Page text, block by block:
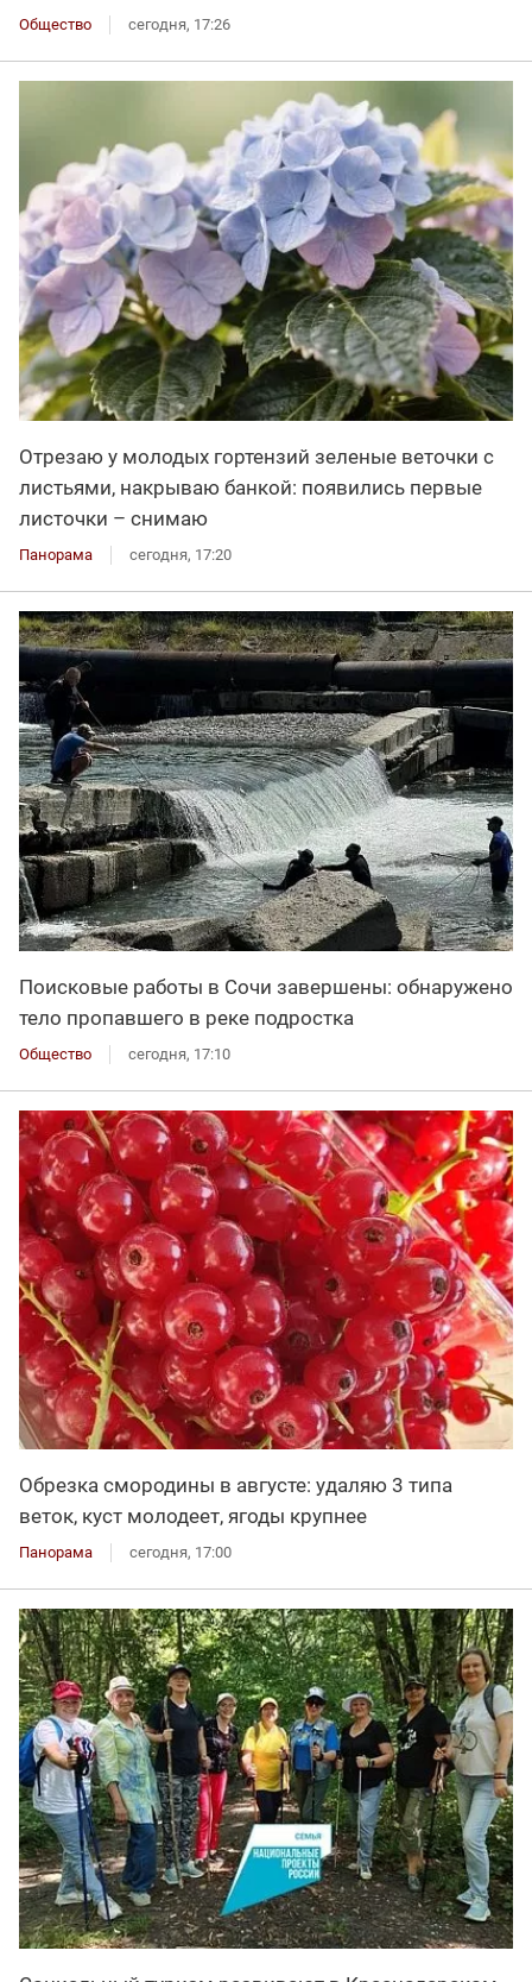
Общество сегодня, 17:26
Отрезаю у молодых гортензий зеленые веточки с
листьями, накрываю банкой: появились первые
листочки – снимаю
Панорама сегодня, 17:20
Поисковые работы в Сочи завершены: обнаружено
тело пропавшего в реке подростка
Общество сегодня, 17:10
Обрезка смородины в августе: удаляю 3 типа
веток, куст молодеет, ягоды крупнее
Панорама сегодня, 17:00